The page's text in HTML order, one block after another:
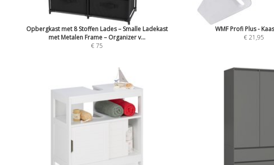
Opbergkast met 8 Stoffen Lades – Smalle Ladekast
met Metalen Frame – Organizer v...
€ 75
WMF Profi Plus -
€ 21,95